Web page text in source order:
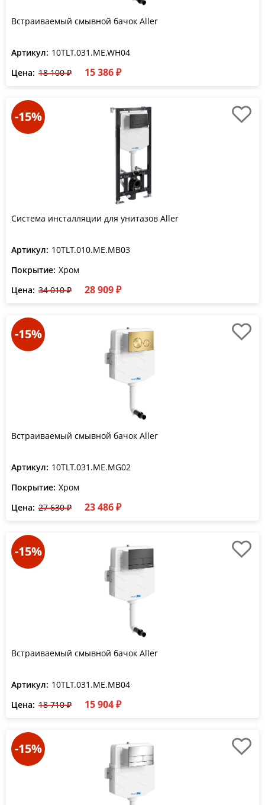
Встраиваемый смывной бачок Aller
Артикул: 10TLT.031.ME.WH04
Цена: 18 100 ₽ 15 386 ₽
-15%
Система инсталляции для унитазов Aller
Артикул: 10TLT.010.ME.MB03
Покрытие: Хром
Цена: 34 010 ₽ 28 909 ₽
-15%
Встраиваемый смывной бачок Aller
Артикул: 10TLT.031.ME.MG02
Покрытие: Хром
Цена: 27 630 ₽ 23 486 ₽
-15%
Встраиваемый смывной бачок Aller
Артикул: 10TLT.031.ME.MB04
Цена: 18 710 ₽ 15 904 ₽
-15%